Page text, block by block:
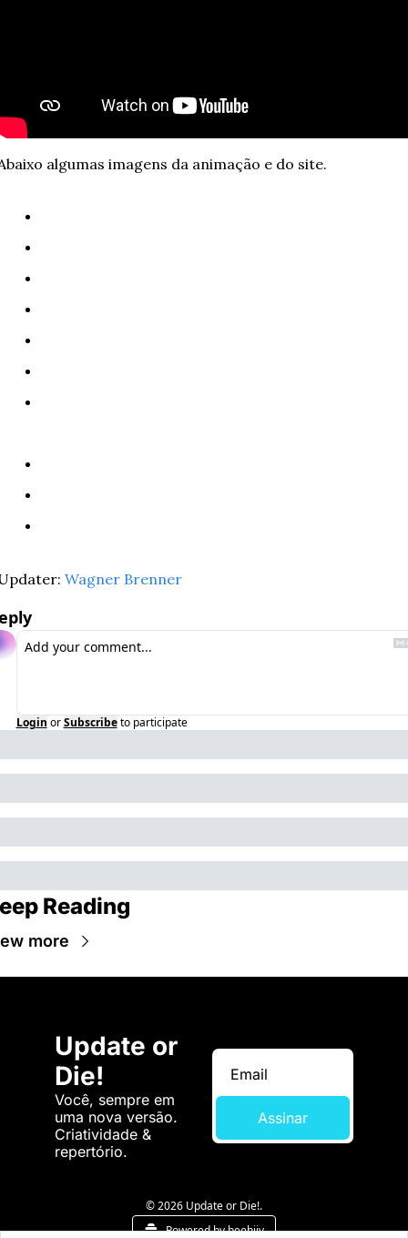
algumas imagens da animação e do site.
Wagner Brenner
Login or Subscribe to participate
Reading
more
Update or
Die!
Você, sempre em
uma nova versão.
Criatividade &
repertório.
Assinar
© 2026 Update or Die!.
Powered by beehiiv